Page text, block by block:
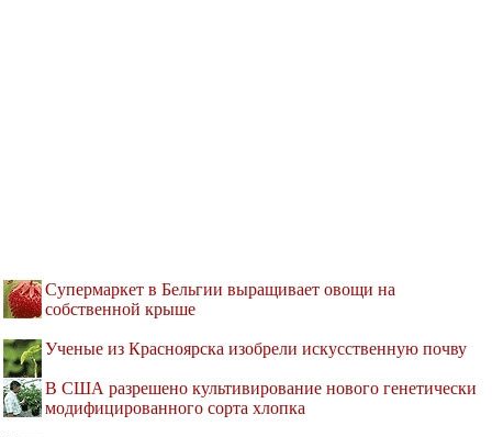
Супермаркет в Бельгии выращивает овощи на
собственной крыше
Ученые из Красноярска изобрели искусственную почву
В США разрешено культивирование нового генетически
модифицированного сорта хлопка